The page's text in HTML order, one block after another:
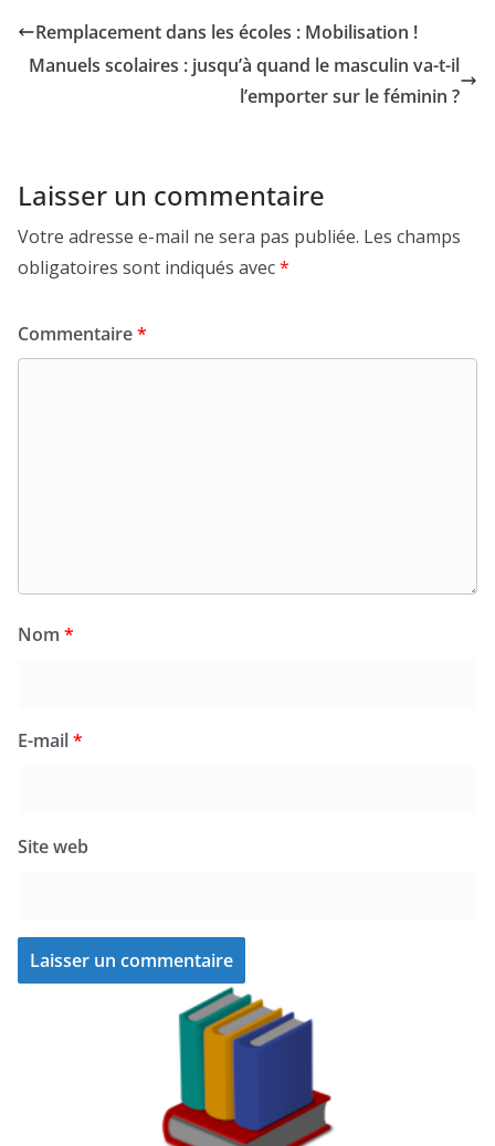
Remplacement dans les écoles : Mobilisation !
Manuels scolaires : jusqu’à quand le masculin va-t-il
l’emporter sur le féminin ?
Laisser un commentaire
Votre adresse e-mail ne sera pas publiée. Les champs
obligatoires sont indiqués avec*
Commentaire*
Nom *
E-mail*
Site web